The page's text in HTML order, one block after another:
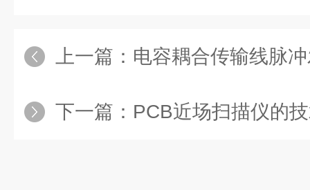
上一篇： 电容耦合传输线脉冲
下一篇： PCB近场扫描仪的技术